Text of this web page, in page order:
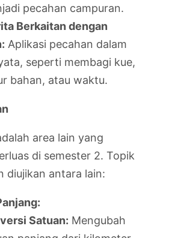
pecahan campuran.
Berkaitan dengan
Aplikasi pecahan dalam
seperti membagi kue,
bahan, atau waktu.
area lain yang
di semester 2. Topik
diujikan antara lain:
Satuan: Mengubah